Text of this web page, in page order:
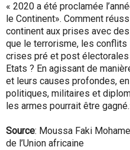
« 2020 a été proclamée
le Continent». Comment
continent aux prises avec
que le terrorisme, les conflits
crises pré et post
Etats ? En agissant de
et leurs causes profondes,
politiques, militaires et
les armes pourrait être
Source: Moussa Faki
de l’Union africaine